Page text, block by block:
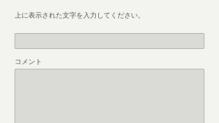
上に表示された文字を入力してください。
コメント